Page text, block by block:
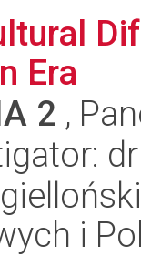
Era
2 ,
i